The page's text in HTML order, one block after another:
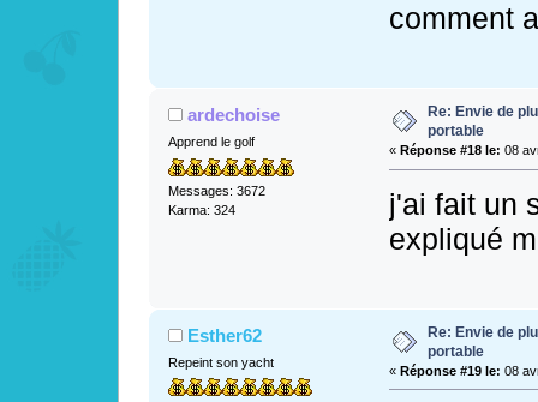
comment
ardechoise
Apprend le golf
Messages: 3672
Karma: 324
Re: Envie de
portable
« Réponse #18 le: 08
j'ai fait un
expliqué
Esther62
Repeint son yacht
Re: Envie de
portable
« Réponse #19 le: 08